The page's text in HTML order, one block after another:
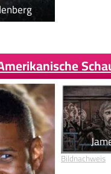
Bildnachweis